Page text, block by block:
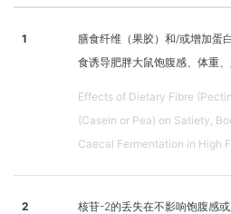
1
膳食纤维（果胶）和/或增加蛋
食诱导肥胖大鼠饱腹感、体重
Effects of Dietary Fibre
(Casein or Pea) on Satiety,
Caecal Fermentation in High
2
核苷-2的丢失在不影响饱腹感